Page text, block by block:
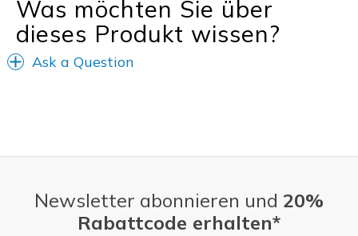
Was möchten Sie über
dieses Produkt wissen?
Ask a Question
Newsletter abonnieren und 20%
Rabattcode erhalten*